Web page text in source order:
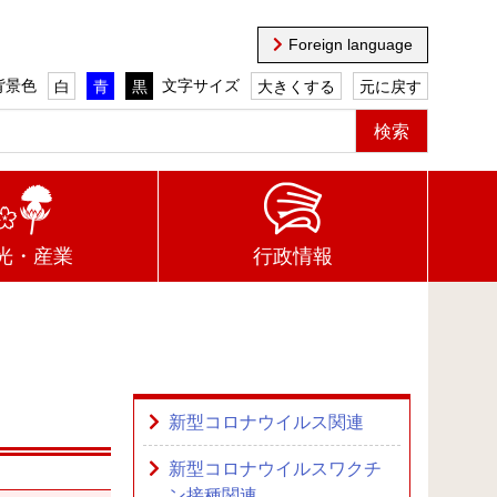
Foreign language
景色 白 青 黒 文字サイズ 大きくする 元に戻す
・産業 行政情報
新型コロナウイルス関連
新型コロナウイルスワクチ